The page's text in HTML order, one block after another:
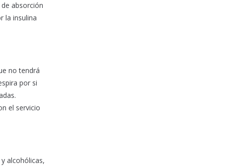
absorción
la insulina
no tendrá
por si
el servicio
alcohólicas,